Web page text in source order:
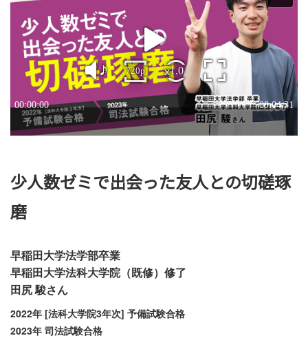
少人数ゼミで出会った友人との切磋琢
磨
早稲田大学法学部卒業
早稲田大学法科大学院（既修）修了
田尻 駿さん
2022年 [法科大学院3年次] 予備試験合格
2023年 司法試験合格